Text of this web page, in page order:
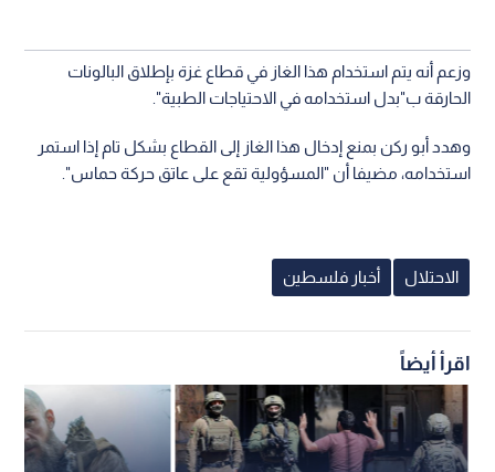
وزعم أنه يتم استخدام هذا الغاز في قطاع غزة بإطلاق البالونات
الحارقة ب"بدل استخدامه في الاحتياجات الطبية".
وهدد أبو ركن بمنع إدخال هذا الغاز إلى القطاع بشكل تام إذا استمر
استخدامه، مضيفا أن "المسؤولية تقع على عاتق حركة حماس".
الاحتلال أخبار فلسطين
اقرأ أيضاً